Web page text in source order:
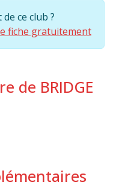
ce club ?
fiche gratuitement
de BRIDGE